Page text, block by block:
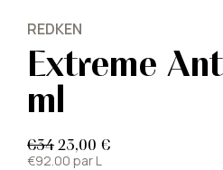
REDKEN
Extreme
ml
€3423,00 €
€92.00 par L